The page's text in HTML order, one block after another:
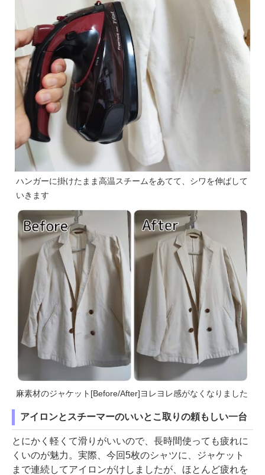
ハンガーに掛けたまま高温スチームをあてて、シワを伸ばして
いきます
麻素材のジャケット[Before/After]ヨレヨレ感がなくなりました
アイロンとスチーマーのいいとこ取りの頼もしい一台
とにかく軽くて滑りがいいので、長時間使っても疲れに
くいのが魅力。実際、今回5枚のシャツに、ジャケット
まで連続してアイロンがけしましたが、ほとんど疲れを